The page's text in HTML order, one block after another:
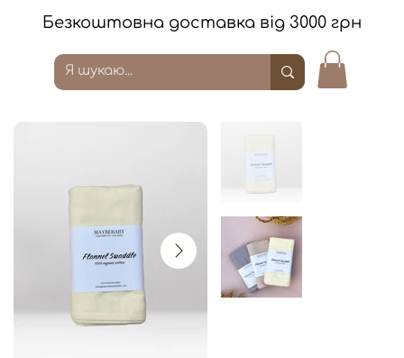
Безкоштовна доставка від 3000 грн